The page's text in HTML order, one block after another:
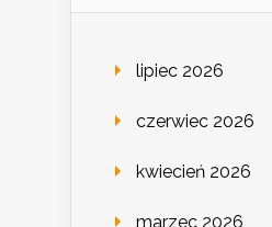
lipiec 2026
czerwiec 2026
kwiecień 2026
marzec 2026